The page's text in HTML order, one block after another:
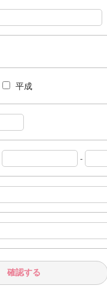
平成
-